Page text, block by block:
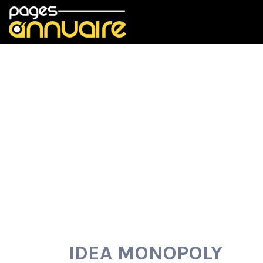
Rechercher:
IDEA MONOPOLY